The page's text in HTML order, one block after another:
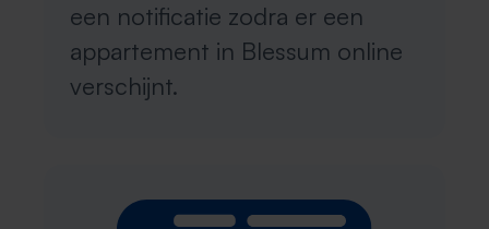
een notificatie zodra er een
appartement in Blessum online
verschijnt.